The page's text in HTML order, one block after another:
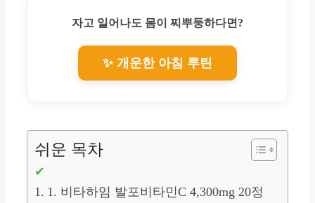
자고 일어나도 몸이 찌뿌둥하다면?
✨ 개운한 아침 루틴
쉬운 목차
1. 비타하임 발포비타민C 4,300mg 20정